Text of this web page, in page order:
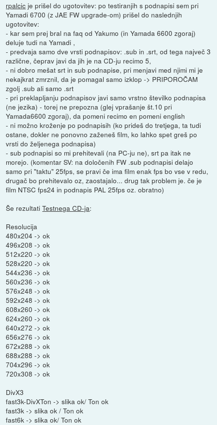
rpalcic je prišel do ugotovitev: po testiranjih s podnapisi sem pri
Yamadi 6700 (z JAE FW upgrade-om) prišel do naslednjih
ugotovitev:
- kar sem prej bral na faq od Yakumo (in Yamada 6600 zgoraj)
deluje tudi na Yamadi ,
- predvaja samo dve vrsti podnapisov: .sub in .srt, od tega največ 3
različne, čeprav javi da jih je na CD-ju recimo 5,
- ni dobro mešat srt in sub podnapise, pri menjavi med njimi mi je
nekajkrat zmrznil, da je pomagal samo izklop -> PRIPOROČAM
zgolj .sub ali samo .srt
- pri preklapljanju podnapisov javi samo vrstno številko podnapisa
(ne jezika) - torej ne prepozna (glej vprašanje št.10 pri
Yamada6600 zgoraj), da pomeni recimo en pomeni english
- ni možno kroženje po podnapisih (ko prideš do tretjega, ta tudi
ostane, dokler ne ponovno zaženeš film, ko lahko spet greš po
vrsti do željenega podnapisa)
- sub podnapisi so mi prehitevali (na PC-ju ne), srt pa itak ne
morejo. (komentar SV: na določenih FW .sub podnapisi delajo
samo pri "taktu" 25fps, se pravi če ima film enak fps bo vse v redu,
drugač bo prehitevalo oz, zaostajalo... drug tak problem je. če je
film NTSC fps24 in podnapis PAL 25fps oz. obratno)
Še rezultatiTestnega CD-ja:
Resolucija
480x204 -> ok
496x208 -> ok
512x220 -> ok
528x220 -> ok
544x236 -> ok
560x236 -> ok
576x248 -> ok
592x248 -> ok
608x260 -> ok
624x260 -> ok
640x272 -> ok
656x276 -> ok
672x288 -> ok
688x288 -> ok
704x296 -> ok
720x308 -> ok
DivX3
fast3k-DivXTon -> slika ok/ Ton ok
fast3k -> slika ok / Ton ok
fast6k -> slika ok/ Ton ok